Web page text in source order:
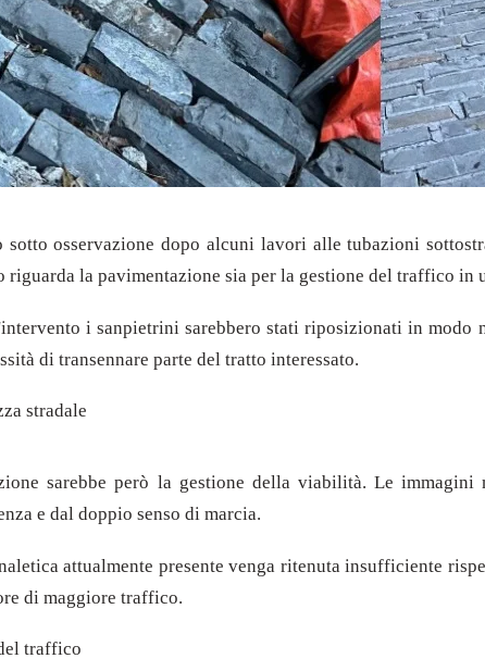
osservazione dopo alcuni lavori alle tubazioni
la pavimentazione sia per la gestione del traffico in
i sanpietrini sarebbero stati riposizionati in modo
di transennare parte del tratto interessato.
stradale
sarebbe però la gestione della viabilità. Le
e dal doppio senso di marcia.
attualmente presente venga ritenuta insufficiente
di maggiore traffico.
traffico